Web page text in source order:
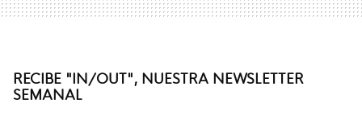
RECIBE "IN/OUT", NUESTRA NEWSLETTER
SEMANAL